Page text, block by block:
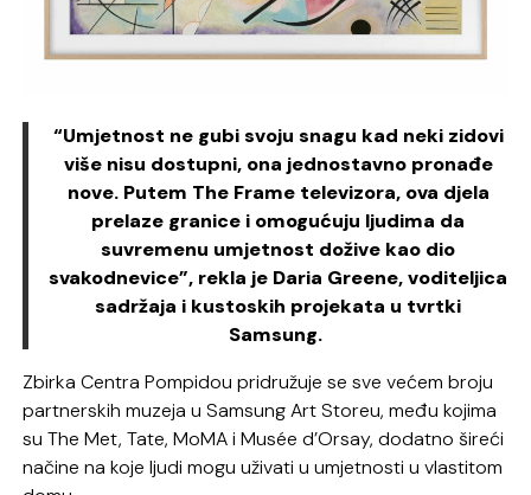
“Umjetnost ne gubi svoju snagu kad neki zidovi
više nisu dostupni, ona jednostavno pronađe
nove. Putem The Frame televizora, ova djela
prelaze granice i omogućuju ljudima da
suvremenu umjetnost dožive kao dio
svakodnevice”, rekla je Daria Greene, voditeljica
sadržaja i kustoskih projekata u tvrtki
Samsung.
Zbirka Centra Pompidou pridružuje se sve većem broju
partnerskih muzeja u Samsung Art Storeu, među kojima
su The Met, Tate, MoMA i Musée d’Orsay, dodatno šireći
načine na koje ljudi mogu uživati u umjetnosti u vlastitom